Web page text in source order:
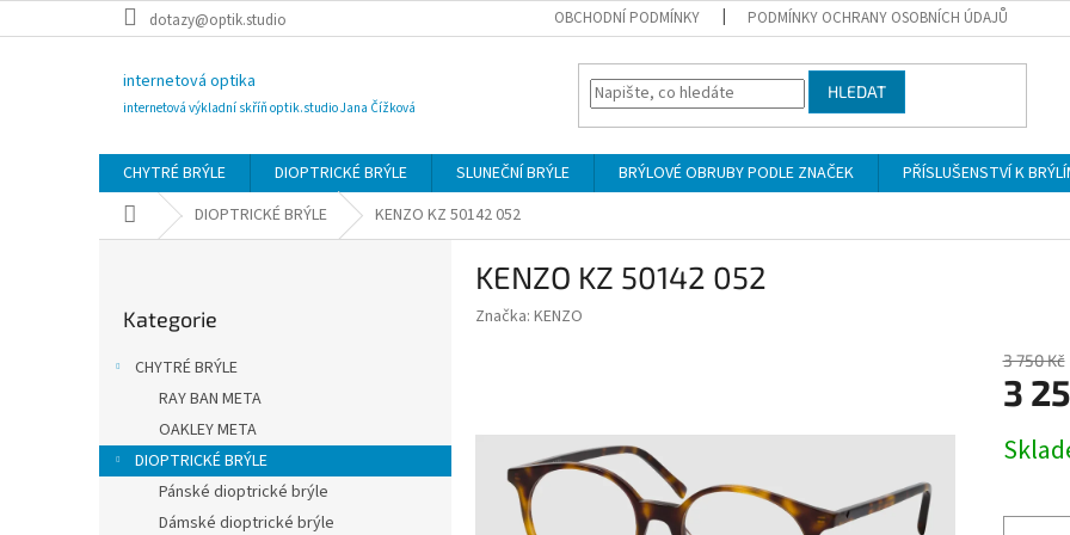
na
dotazy@optik.studio OBCHODNÍ PODMÍNKY PODMÍNKY OCHRANY OSOBNÍCH ÚDAJŮ
internetová optika
internetová výkladní skříň optik.studio Jana Čížková
HLEDAT
CHYTRÉ BRÝLE DIOPTRICKÉ BRÝLE SLUNEČNÍ BRÝLE BRÝLOVÉ OBRUBY PODLE ZNAČEK PŘÍSLUŠENSTVÍ K
Domů DIOPTRICKÉ BRÝLE KENZO KZ 50142 052
kategorie
Kategorie
CHYTRÉ BRÝLE
RAY BAN META
OAKLEY META
DIOPTRICKÉ BRÝLE
Pánské dioptrické brýle
Dámské dioptrické brýle
KENZO KZ 50142 052
Značka: KENZO
3 750 Kč
3
cena: